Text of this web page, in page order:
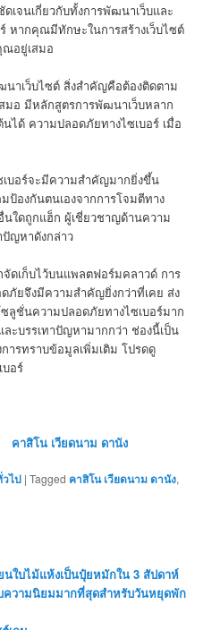
เจนเกี่ยวกับทั้งการพัฒนาเว็บและ
หากคุณมีทักษะในการสร้างเว็บไซต์
ณอยู่เสมอ
าเว็บไซต์ สิ่งสำคัญคือต้องติดตาม
มอ มีหลักสูตรการพัฒนาเว็บหลาก
ได้ ความปลอดภัยทางไซเบอร์ เมื่อ
บอร์จะมีความสำคัญมากยิ่งขึ้น
ป้องกันตนเองจากการโจมตีทาง
ใดถูกแฮ็ก ผู้เชี่ยวชาญด้านความ
ปัญหาดังกล่าว
ดเก็บไว้บนแพลตฟอร์มคลาวด์ การ
ภัยจึงมีความสำคัญยิ่งกว่าที่เคย ส่ง
ลูชั่นความปลอดภัยทางไซเบอร์มาก
ะบรรเทาปัญหามากกว่า ช่องนี้เป็น
ารทราบข้อมูลเพิ่มเติม โปรดดู
อร์
คาสิโน เวียดนาม ดานัง
ไป |Tagged คาสิโน เวียดนาม ดานัง,
นใบไม้แห้งเป็นปุ๋ยหมักใน 3 สัปดาห์
ความนิยมมากที่สุดสำหรับวันหยุดพัก